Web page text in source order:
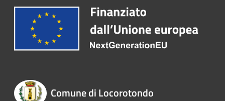
Comune di Locorotondo